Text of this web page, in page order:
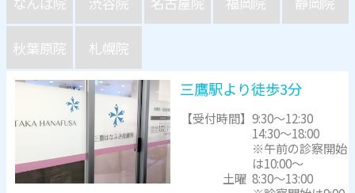
秋葉原院 札幌院
三鷹駅より徒歩3分
【受付時間】9:30～12:30
14:30～18:00
※午前の診察開始
は10:00～
土曜 8:30～13:00